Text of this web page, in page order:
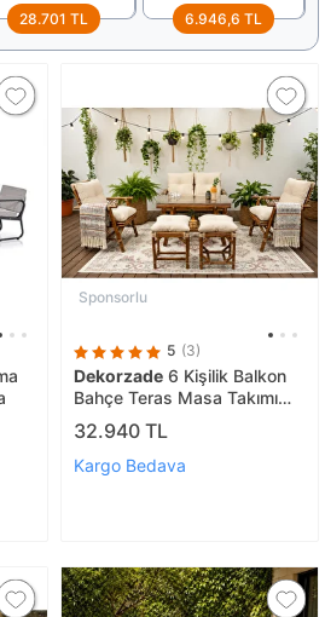
28.701 TL 6.946,6 TL
Sponsorlu
5 (3)
Dekorzade 6 Kişilik Balkon
Bahçe Teras Masa Takımı
Oturma Grubu Balkon Takımı
Balkon Mobilyası Bahçe
Mobilyası
32.940 TL
Kargo Bedava